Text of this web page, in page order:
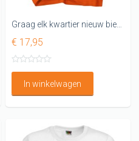
Graag elk kwartier nieuw bier Oranje shirt
€ 17,95
In winkelwagen